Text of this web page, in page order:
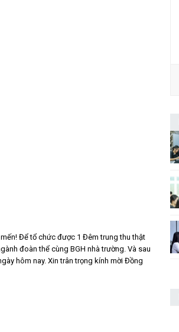
Để tổ chức được 1 Đêm trung thu thật
đoàn thể cùng BGH nhà trường. Và sau
hôm nay. Xin trân trọng kính mời Đồng